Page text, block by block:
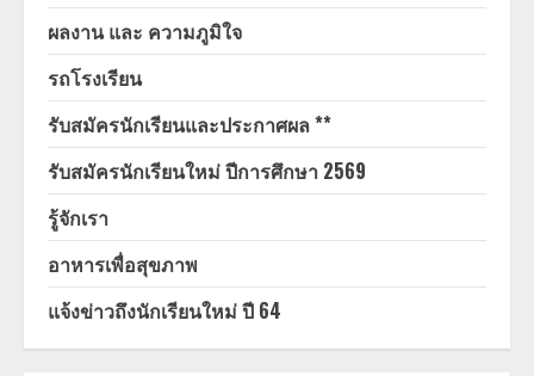
ผลงาน และ ความภูมิใจ
รถโรงเรียน
รับสมัครนักเรียนและประกาศผล **
รับสมัครนักเรียนใหม่ ปีการศึกษา 2569
รู้จักเรา
อาหารเพื่อสุขภาพ
แจ้งข่าวถึงนักเรียนใหม่ ปี 64